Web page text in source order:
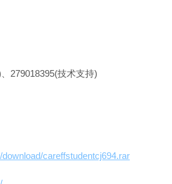
279018395(技术支持)
careffstudentcj694.rar